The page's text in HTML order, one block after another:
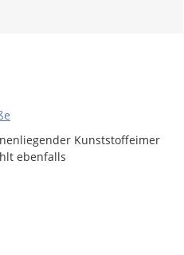
Kunststoffeimer
ebenfalls